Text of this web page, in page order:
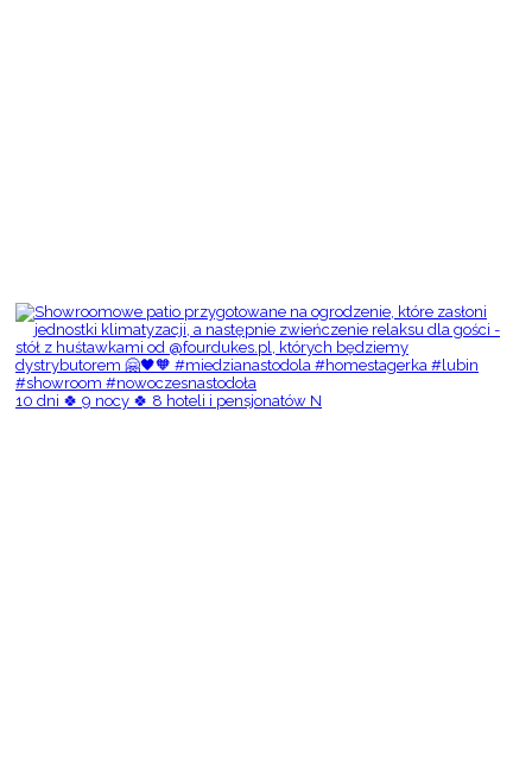
10 dni 🍀 9 nocy 🍀 8 hoteli i pensjonatów N